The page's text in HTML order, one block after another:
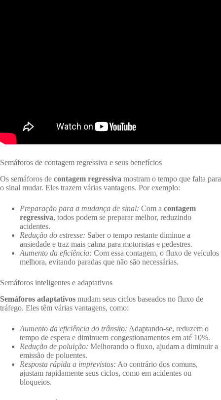
Semáforos de contagem regressiva e seus benefícios
Os semáforos de contagem regressiva mostram o tempo que falta para
o sinal mudar. Eles trazem várias vantagens. Por exemplo:
Preparação para a mudança de sinal: Com a contagem
regressiva, todos podem se preparar melhor, reduzindo
acidentes.
Redução do estresse: Saber o tempo restante diminue a
ansiedade e traz mais calma para motoristas e pedestres.
Aumento da eficiência: Com essa contagem, o fluxo de veículos
melhora, evitando paradas que não são necessárias.
Semáforos inteligentes e adaptativos
Semáforos adaptativos mudam seus ciclos baseados no fluxo de
tráfego. Eles têm várias vantagens, como:
Aumento da eficiência do trânsito: Adaptando-se, reduzem o
tempo de espera e diminuem congestionamentos em até 10%.
Redução de poluição: Melhorando o fluxo, ajudam a diminuir a
emissão de poluentes.
Resposta rápida a imprevistos: Ao contrário dos comuns,
ajustam rapidamente seus ciclos, como em acidentes ou
bloqueios.